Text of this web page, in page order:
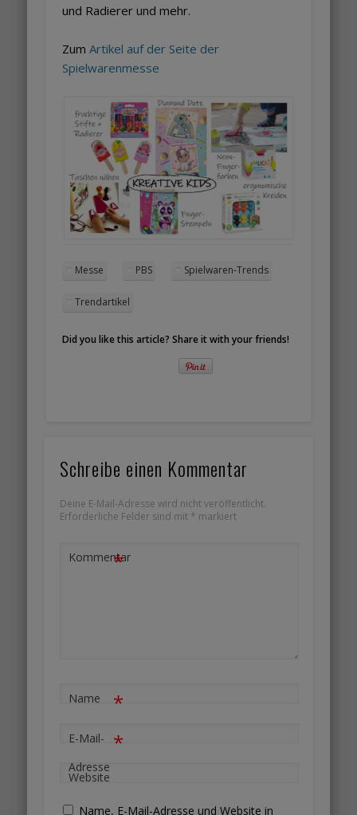
und Radierer und mehr.
Zum Artikel auf der Seite der
Spielwarenmesse
Messe PBS Spielwaren-Trends
Trendartikel
Did you like this article? Share it with your friends!
Schreibe einen Kommentar
Deine E-Mail-Adresse wird nicht veröffentlicht.
Erforderliche Felder sind mit * markiert
Kommentar
*
Name *
E-Mail-
Adresse
*
Website
Name, E-Mail-Adresse und Website in